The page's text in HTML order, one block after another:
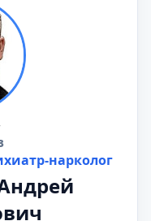
нарколог